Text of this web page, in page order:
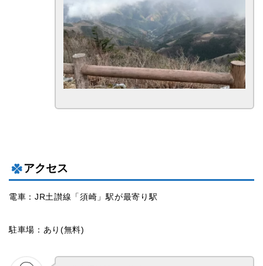
アクセス
電車：JR土讃線「須崎」駅が最寄り駅
駐車場：あり(無料)